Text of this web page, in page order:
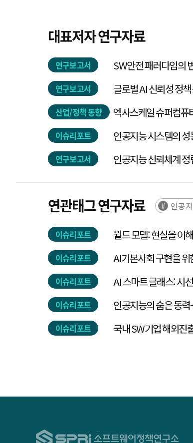
대표저자 연구자료
연구보고서 SW안전 패러다임의
연구보고서 글로벌 AI 신뢰성 정
산업/정책 동향 엑사스케일 슈퍼컴퓨
이슈리포트 인공지능 시스템의
연구보고서 인공지능 신뢰체계
연관태그 연구자료 인공
이슈리포트 월드 모델: 현실을 이
이슈리포트 AI기본사회 구현을
이슈리포트 AI 스마트 글래스: 시
이슈리포트 인공지능의 숨은 동
이슈리포트 국내 SW기업 해외진